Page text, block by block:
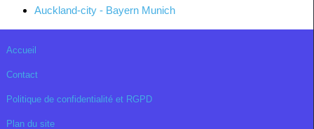
Auckland-city - Bayern Munich
Accueil
Contact
Politique de confidentialité et RGPD
Plan du site